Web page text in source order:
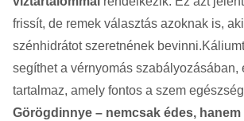
frissít, de remek választás azoknak is,
szénhidrátot szeretnének
segíthet a vérnyomás szabályozásában,
tartalmaz, amely fontos a szem
Görögdinnye – nemcsak édes,